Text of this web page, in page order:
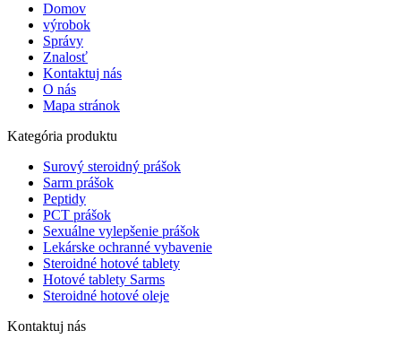
Domov
výrobok
Správy
Znalosť
Kontaktuj nás
O nás
Mapa stránok
Kategória produktu
Surový steroidný prášok
Sarm prášok
Peptidy
PCT prášok
Sexuálne vylepšenie prášok
Lekárske ochranné vybavenie
Steroidné hotové tablety
Hotové tablety Sarms
Steroidné hotové oleje
Kontaktuj nás